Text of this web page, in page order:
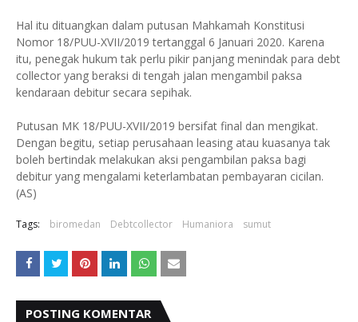
Hal itu dituangkan dalam putusan Mahkamah Konstitusi
Nomor 18/PUU-XVII/2019 tertanggal 6 Januari 2020. Karena
itu, penegak hukum tak perlu pikir panjang menindak para debt
collector yang beraksi di tengah jalan mengambil paksa
kendaraan debitur secara sepihak.
Putusan MK 18/PUU-XVII/2019 bersifat final dan mengikat.
Dengan begitu, setiap perusahaan leasing atau kuasanya tak
boleh bertindak melakukan aksi pengambilan paksa bagi
debitur yang mengalami keterlambatan pembayaran cicilan.
(AS)
Tags: biromedan Debtcollector Humaniora sumut
POSTING KOMENTAR